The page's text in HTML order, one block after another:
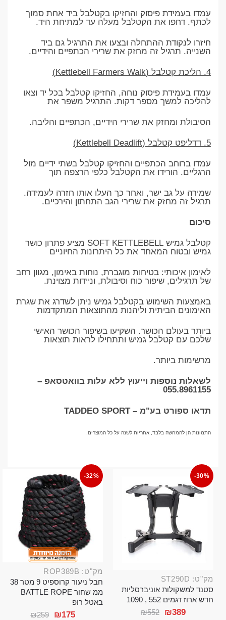
עמדו בעמידת פיסוק והחזיקו בקטלבל ביד אחת סמוך
לכתף. דחפו את הקטלבל מעלה עד למתיחת היד.
חיזרו לנקודת ההתחלה ובצעו את התרגיל גם ביד
השנייה. תרגיל זה מחזק את שרירי הכתפיים והידיים.
4. הליכת קטלבל (Kettlebell Farmers Walk)
עמדו בעמידת פיסוק נוחה, החזיקו קטלבל בכל יד וצאו
להליכה למשך מספר דקות. התרגיל משפר את
הסיבולת ומחזק את שרירי הידיים, הכתפיים והליבה.
5. דדליפט קטלבל (Kettlebell Deadlift)
עמדו ברוחב הכתפיים והחזיקו קטלבל בשתי ידיים מול
הרגליים. הורידו את הקטלבל כלפי הרצפה תוך
שמירה על גב ישר, ואחר כך העלו אותו חזרה לעמידה.
תרגיל זה מחזק את שרירי הגב התחתון והירכיים.
סיכום
קטלבל גמיש SOFT KETTLEBELL מציע פתרון כושר
גמיש ובטוח המאחד את כל היתרונות החיוניים
לאימון איכותי: בטיחות מוגברת, נוחות באימון, מגוון רחב
של תרגילים, שיפור כוח וסיבולת, וניידות מצוינת.
באמצעות השימוש בקטלבל גמיש ניתן לשדרג את שגרת
האימונים הביתית וליהנות מהתוצאות המתקדמות
ביותר בעולם הכושר. השקיעו בשיפור הכושר האישי
שלכם עם קטלבל גמיש ותתחילו לראות תוצאות
מרשימות ביותר.
לשאלות נוספות וייעוץ ללא עלות בוואטסאפ –
055.8961155
תדאו ספורט בע"מ – TADDEO SPORT
התמונות הן להמחשה בלבד, אחריות לשנה על כל המוצרים.
-30%
מק"ט: ST290D
סטנד למשקולות אוניברסליות
חדש ארוז דגמים 552 , 1090
₪552 ₪389
-32%
מק"ט: ROP389B
חבל ניעור קרוספיט 9 מטר 38
ממ שחור BATTLE ROPE
באטל רופ
₪259 ₪175